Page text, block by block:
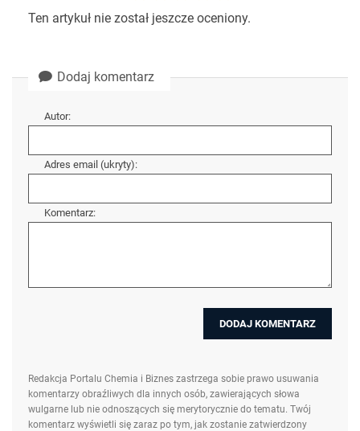
Ten artykuł nie został jeszcze oceniony.
Dodaj komentarz
Autor:
Adres email (ukryty):
Komentarz:
Redakcja Portalu Chemia i Biznes zastrzega sobie prawo usuwania
komentarzy obraźliwych dla innych osób, zawierających słowa
wulgarne lub nie odnoszących się merytorycznie do tematu. Twój
komentarz wyświetli się zaraz po tym, jak zostanie zatwierdzony